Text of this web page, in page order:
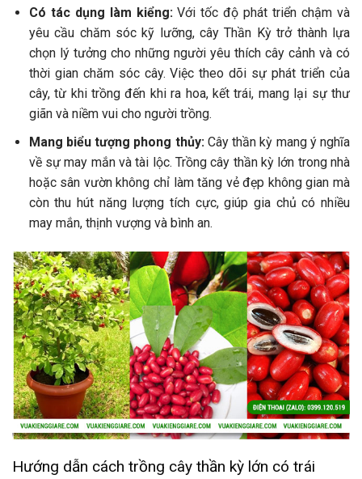
Có tác dụng làm kiểng:Với tốc độ phát triển chậm và
yêu cầu chăm sóc kỹ lưỡng, cây Thần Kỳ trở thành lựa
chọn lý tưởng cho những người yêu thích cây cảnh và có
thời gian chăm sóc cây. Việc theo dõi sự phát triển của
cây, từ khi trồng đến khi ra hoa, kết trái, mang lại sự thư
giãn và niềm vui cho người trồng.
Mang biểu tượng phong thủy: Cây thần kỳ mang ý nghĩa
về sự may mắn và tài lộc. Trồng cây thần kỳ lớn trong nhà
hoặc sân vườn không chỉ làm tăng vẻ đẹp không gian mà
còn thu hút năng lượng tích cực, giúp gia chủ có nhiều
may mắn, thịnh vượng và bình an.
Hướng dẫn cách trồng cây thần kỳ lớn có trái